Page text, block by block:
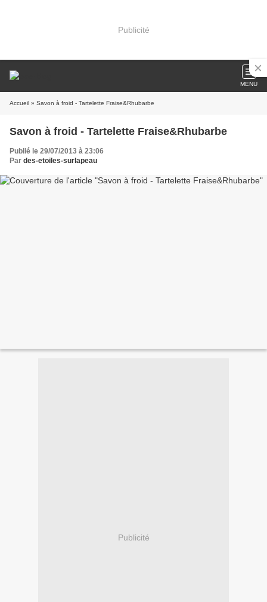
Publicité
MENU
Accueil » Savon à froid - Tartelette Fraise&Rhubarbe
Savon à froid - Tartelette Fraise&Rhubarbe
Publié le 29/07/2013 à 23:06
Par des-etoiles-surlapeau
Publicité